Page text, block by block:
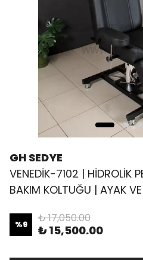
GH SEDYE
VENEDİK-7102 | HİDROLİK
BAKIM KOLTUĞU | AYAK
%9 ₺ 17,050.00
₺ 15,500.00